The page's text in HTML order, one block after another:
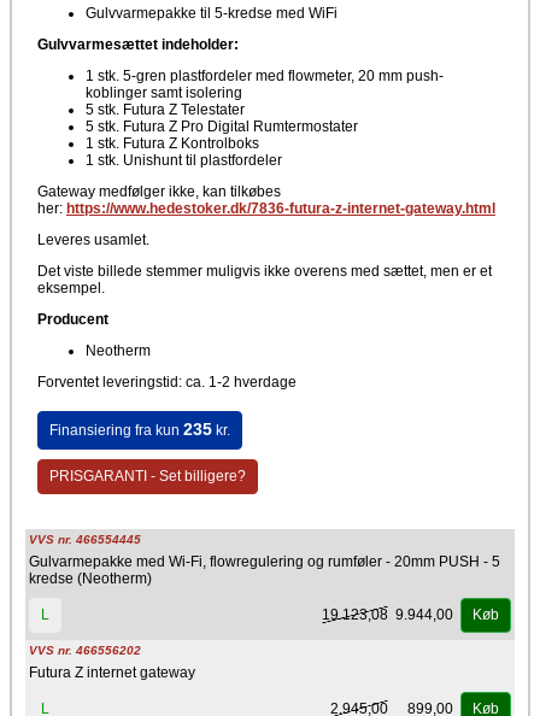
Gulvvarmepakke til 5-kredse med WiFi
Gulvvarmesættet indeholder:
1 stk. 5-gren plastfordeler med flowmeter, 20 mm push-
koblinger samt isolering
5 stk. Futura Z Telestater
5 stk. Futura Z Pro Digital Rumtermostater
1 stk. Futura Z Kontrolboks
1 stk. Unishunt til plastfordeler
Gateway medfølger ikke, kan tilkøbes
her: https://www.hedestoker.dk/7836-futura-z-internet-gateway.html
Leveres usamlet.
Det viste billede stemmer muligvis ikke overens med sættet, men er et
eksempel.
Producent
Neotherm
Forventet leveringstid: ca. 1-2 hverdage
Finansiering fra kun 235kr.
PRISGARANTI - Set billigere?
VVS nr. 466554445
Gulvarmepakke med Wi-Fi, flowregulering og rumføler - 20mm PUSH - 5
kredse (Neotherm)
L 19.123,08 9.944,00 Køb
VVS nr. 466556202
Futura Z internet gateway
L 2.945,00 899,00 Køb